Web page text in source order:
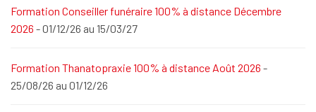
Formation Conseiller funéraire 100% à distance Décembre
2026 - 01/12/26 au 15/03/27
Formation Thanatopraxie 100% à distance Août 2026 -
25/08/26 au 01/12/26